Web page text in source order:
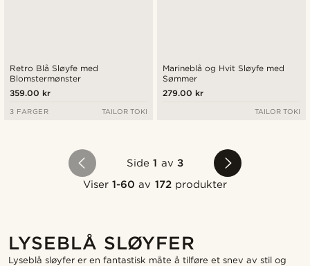
Retro Blå Sløyfe med
Blomstermønster
359.00 kr
3 FARGER TAILOR TOKI
Marineblå og Hvit Sløyfe med
Sømmer
279.00 kr
TAILOR TOKI
Side1 av 3
Viser1-60 av 172produkter
LYSEBLÅ SLØYFER
Lyseblå sløyfer er en fantastisk måte å tilføre et snev av stil og